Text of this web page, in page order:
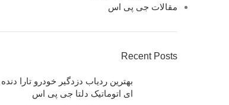
مقالات جی پی اس
Recent Posts
بهترین ردیاب دزدگیر خودرو تارا دنده
ای اتوماتیک دلتا جی پی اس